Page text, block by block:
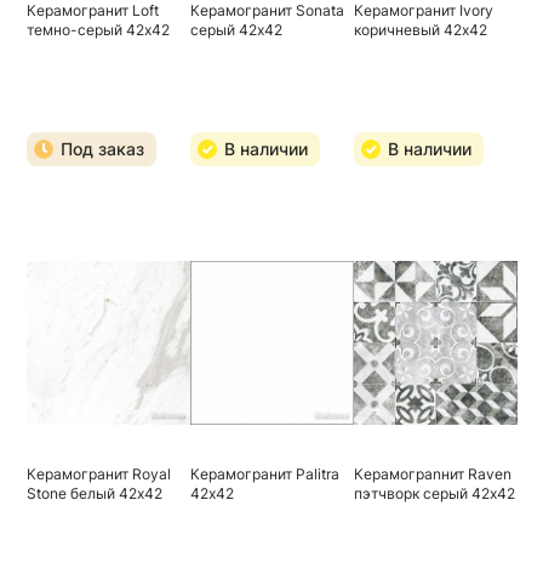
Керамогранит Loft
темно-серый 42х42
Под заказ
Керамогранит Sonata
серый 42х42
В наличии
Керамогранит Ivory
коричневый 42х42
В наличии
Керамогранит Royal
Stone белый 42х42
Керамогранит Palitra
42х42
Керамограnнит Raven
пэтчворк серый 42х42